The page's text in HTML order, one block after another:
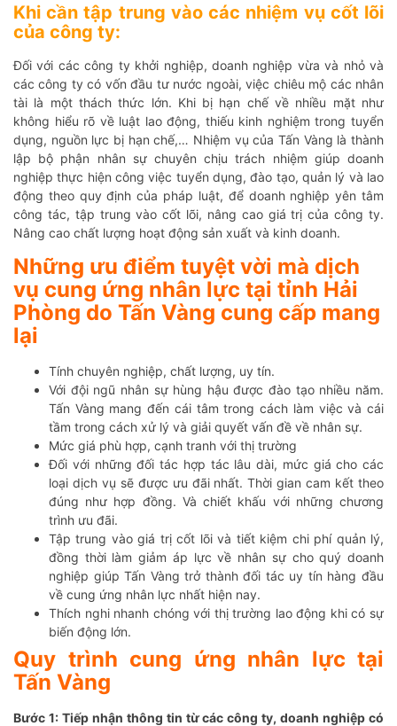
Khi cần tập trung vào các nhiệm vụ cốt lõi
của công ty:
Đối với các công ty khởi nghiệp, doanh nghiệp vừa và nhỏ và
các công ty có vốn đầu tư nước ngoài, việc chiêu mộ các nhân
tài là một thách thức lớn. Khi bị hạn chế về nhiều mặt như
không hiểu rõ về luật lao động, thiếu kinh nghiệm trong tuyển
dụng, nguồn lực bị hạn chế,… Nhiệm vụ của Tấn Vàng là thành
lập bộ phận nhân sự chuyên chịu trách nhiệm giúp doanh
nghiệp thực hiện công việc tuyển dụng, đào tạo, quản lý và lao
động theo quy định của pháp luật, để doanh nghiệp yên tâm
công tác, tập trung vào cốt lõi, nâng cao giá trị của công ty.
Nâng cao chất lượng hoạt động sản xuất và kinh doanh.
Những ưu điểm tuyệt vời mà dịch
vụ cung ứng nhân lực tại tỉnh Hải
Phòng do Tấn Vàng cung cấp mang
lại
Tính chuyên nghiệp, chất lượng, uy tín.
Với đội ngũ nhân sự hùng hậu được đào tạo nhiều năm.
Tấn Vàng mang đến cái tâm trong cách làm việc và cái
tầm trong cách xử lý và giải quyết vấn đề về nhân sự.
Mức giá phù hợp, cạnh tranh với thị trường
Đối với những đối tác hợp tác lâu dài, mức giá cho các
loại dịch vụ sẽ được ưu đãi nhất. Thời gian cam kết theo
đúng như hợp đồng. Và chiết khấu với những chương
trình ưu đãi.
Tập trung vào giá trị cốt lõi và tiết kiệm chi phí quản lý,
đồng thời làm giảm áp lực về nhân sự cho quý doanh
nghiệp giúp Tấn Vàng trở thành đối tác uy tín hàng đầu
về cung ứng nhân lực nhất hiện nay.
Thích nghi nhanh chóng với thị trường lao động khi có sự
biến động lớn.
Quy trình cung ứng nhân lực tại
Tấn Vàng
Bước 1: Tiếp nhận thông tin từ các công ty, doanh nghiệp có